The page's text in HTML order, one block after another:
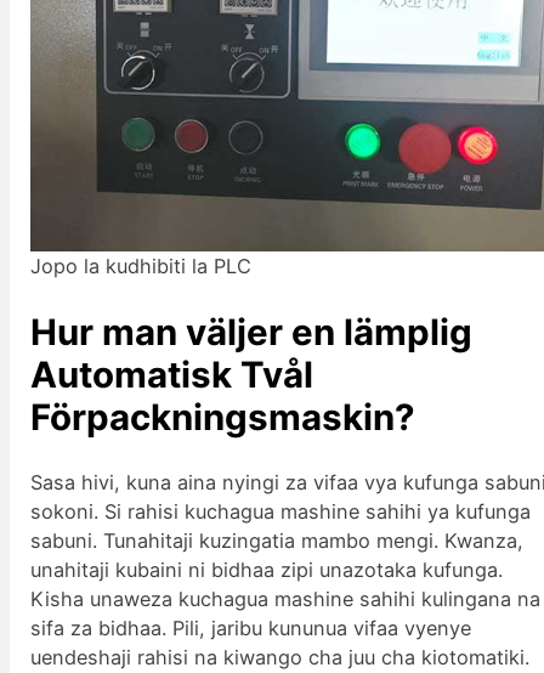
Jopo la kudhibiti la PLC
Hur man väljer en lämplig
Automatisk Tvål
Förpackningsmaskin?
Sasa hivi, kuna aina nyingi za vifaa vya kufunga
sokoni. Si rahisi kuchagua mashine sahihi ya kufunga
sabuni. Tunahitaji kuzingatia mambo mengi. Kwanza,
unahitaji kubaini ni bidhaa zipi unazotaka kufunga.
Kisha unaweza kuchagua mashine sahihi kulingana na
sifa za bidhaa. Pili, jaribu kununua vifaa vyenye
uendeshaji rahisi na kiwango cha juu cha kiotomatiki.